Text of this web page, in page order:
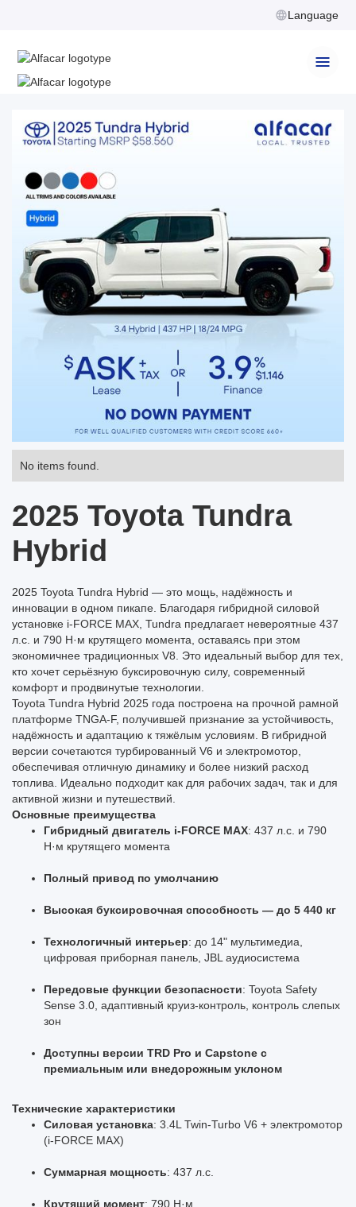
Language
No items found.
2025 Toyota Tundra
Hybrid
2025 Toyota Tundra Hybrid — это мощь, надёжность и
инновации в одном пикапе. Благодаря гибридной силовой
установке i-FORCE MAX, Tundra предлагает невероятные 437
л.с. и 790 Н·м крутящего момента, оставаясь при этом
экономичнее традиционных V8. Это идеальный выбор для тех,
кто хочет серьёзную буксировочную силу, современный
комфорт и продвинутые технологии.
Toyota Tundra Hybrid 2025 года построена на прочной рамной
платформе TNGA-F, получившей признание за устойчивость,
надёжность и адаптацию к тяжёлым условиям. В гибридной
версии сочетаются турбированный V6 и электромотор,
обеспечивая отличную динамику и более низкий расход
топлива. Идеально подходит как для рабочих задач, так и для
активной жизни и путешествий.
Основные преимущества
Гибридный двигатель i-FORCE MAX: 437 л.с. и 790
Н·м крутящего момента
Полный привод по умолчанию
Высокая буксировочная способность — до 5 440 кг
Технологичный интерьер: до 14" мультимедиа,
цифровая приборная панель, JBL аудиосистема
Передовые функции безопасности: Toyota Safety
Sense 3.0, адаптивный круиз-контроль, контроль слепых
зон
Доступны версии TRD Pro и Capstone с
премиальным или внедорожным уклоном
Технические характеристики
Силовая установка: 3.4L Twin-Turbo V6 + электромотор
(i-FORCE MAX)
Суммарная мощность: 437 л.с.
Крутящий момент: 790 Н·м